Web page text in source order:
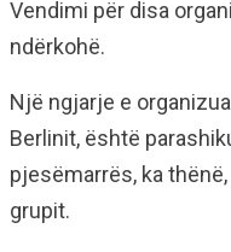
Vendimi për disa
ndërkohë.
Një ngjarje e
Berlinit, është
pjesëmarrës, ka
grupit.